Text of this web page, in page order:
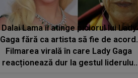
Dalai Lama îi atinge piciorul lui Lady
Gaga fără ca artista să fie de acord.
Filmarea virală în care Lady Gaga
reacționează dur la gestul liderului